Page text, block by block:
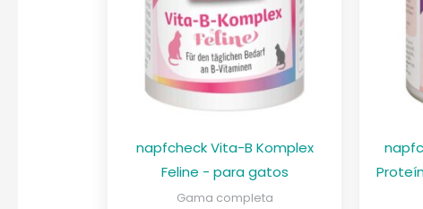
napfcheck Vita-B Komplex
Feline - para gatos
Gama completa